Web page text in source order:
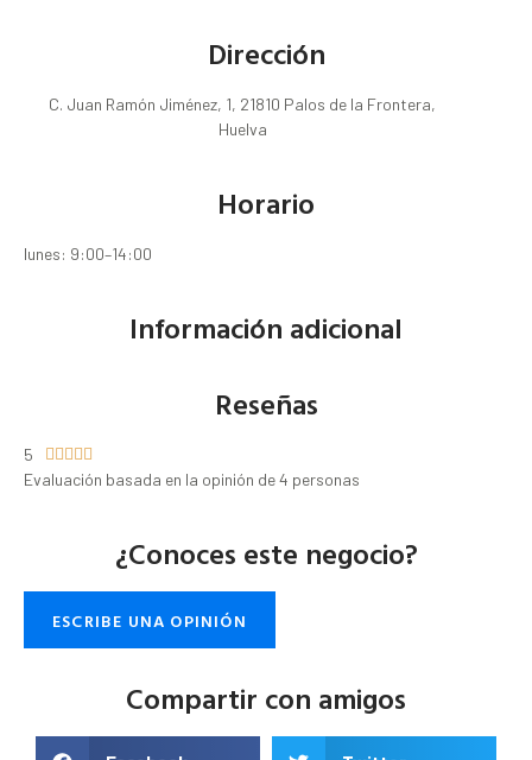
Dirección
C. Juan Ramón Jiménez, 1, 21810 Palos de la Frontera,
Huelva
Horario
lunes: 9:00–14:00
Información adicional
Reseñas
5     
Evaluación basada en la opinión de 4 personas
¿Conoces este negocio?
ESCRIBE UNA OPINIÓN
Compartir con amigos